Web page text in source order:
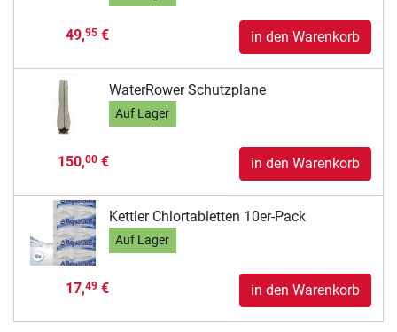
49,95€ in den Warenkorb
WaterRower Schutzplane
Auf Lager
150,00€ in den Warenkorb
Kettler Chlortabletten 10er-Pack
Auf Lager
17,49€ in den Warenkorb